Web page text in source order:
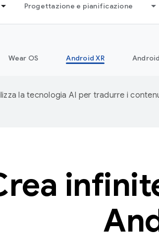
Progettazione e pianificazione
Wear OS Android XR
la tecnologia AI per tradurre i